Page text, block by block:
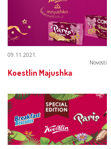
09.11.2021.
Novosti
Koestlin Majushka